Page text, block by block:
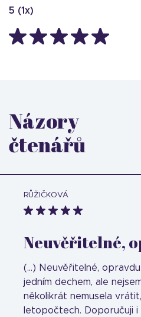
5 (1x)
Názory
čtenářů
RŮŽIČKOVÁ
Neuvěřitelné,
(...) Neuvěřitelné,
jedním dechem, ale
několikrát nemusela
letopočtech. Doporučuji i